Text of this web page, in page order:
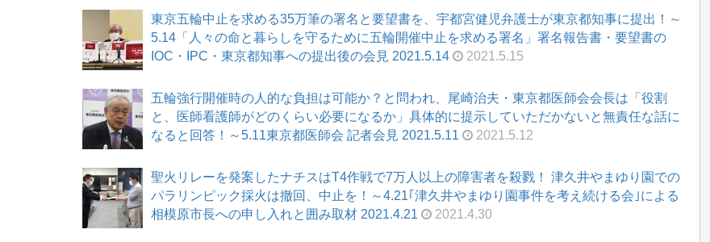
東京五輪中止を求める35万筆の署名と要望書を、宇都宮健児弁護士が東京都知事に提出！～
5.14「人々の命と暮らしを守るために五輪開催中止を求める署名」署名報告書・要望書の
IOC・IPC・東京都知事への提出後の会見 2021.5.14
2021.5.15
五輪強行開催時の人的な負担は可能か？と問われ、尾崎治夫・東京都医師会会長は「役割
と、医師看護師がどのくらい必要になるか」具体的に提示していただかないと無責任な話に
なると回答！～5.11東京都医師会 記者会見 2021.5.11
2021.5.12
聖火リレーを発案したナチスはT4作戦で7万人以上の障害者を殺戮！ 津久井やまゆり園での
パラリンピック採火は撤回、中止を！～4.21｢津久井やまゆり園事件を考え続ける会｣による
相模原市長への申し入れと囲み取材 2021.4.21
2021.4.30